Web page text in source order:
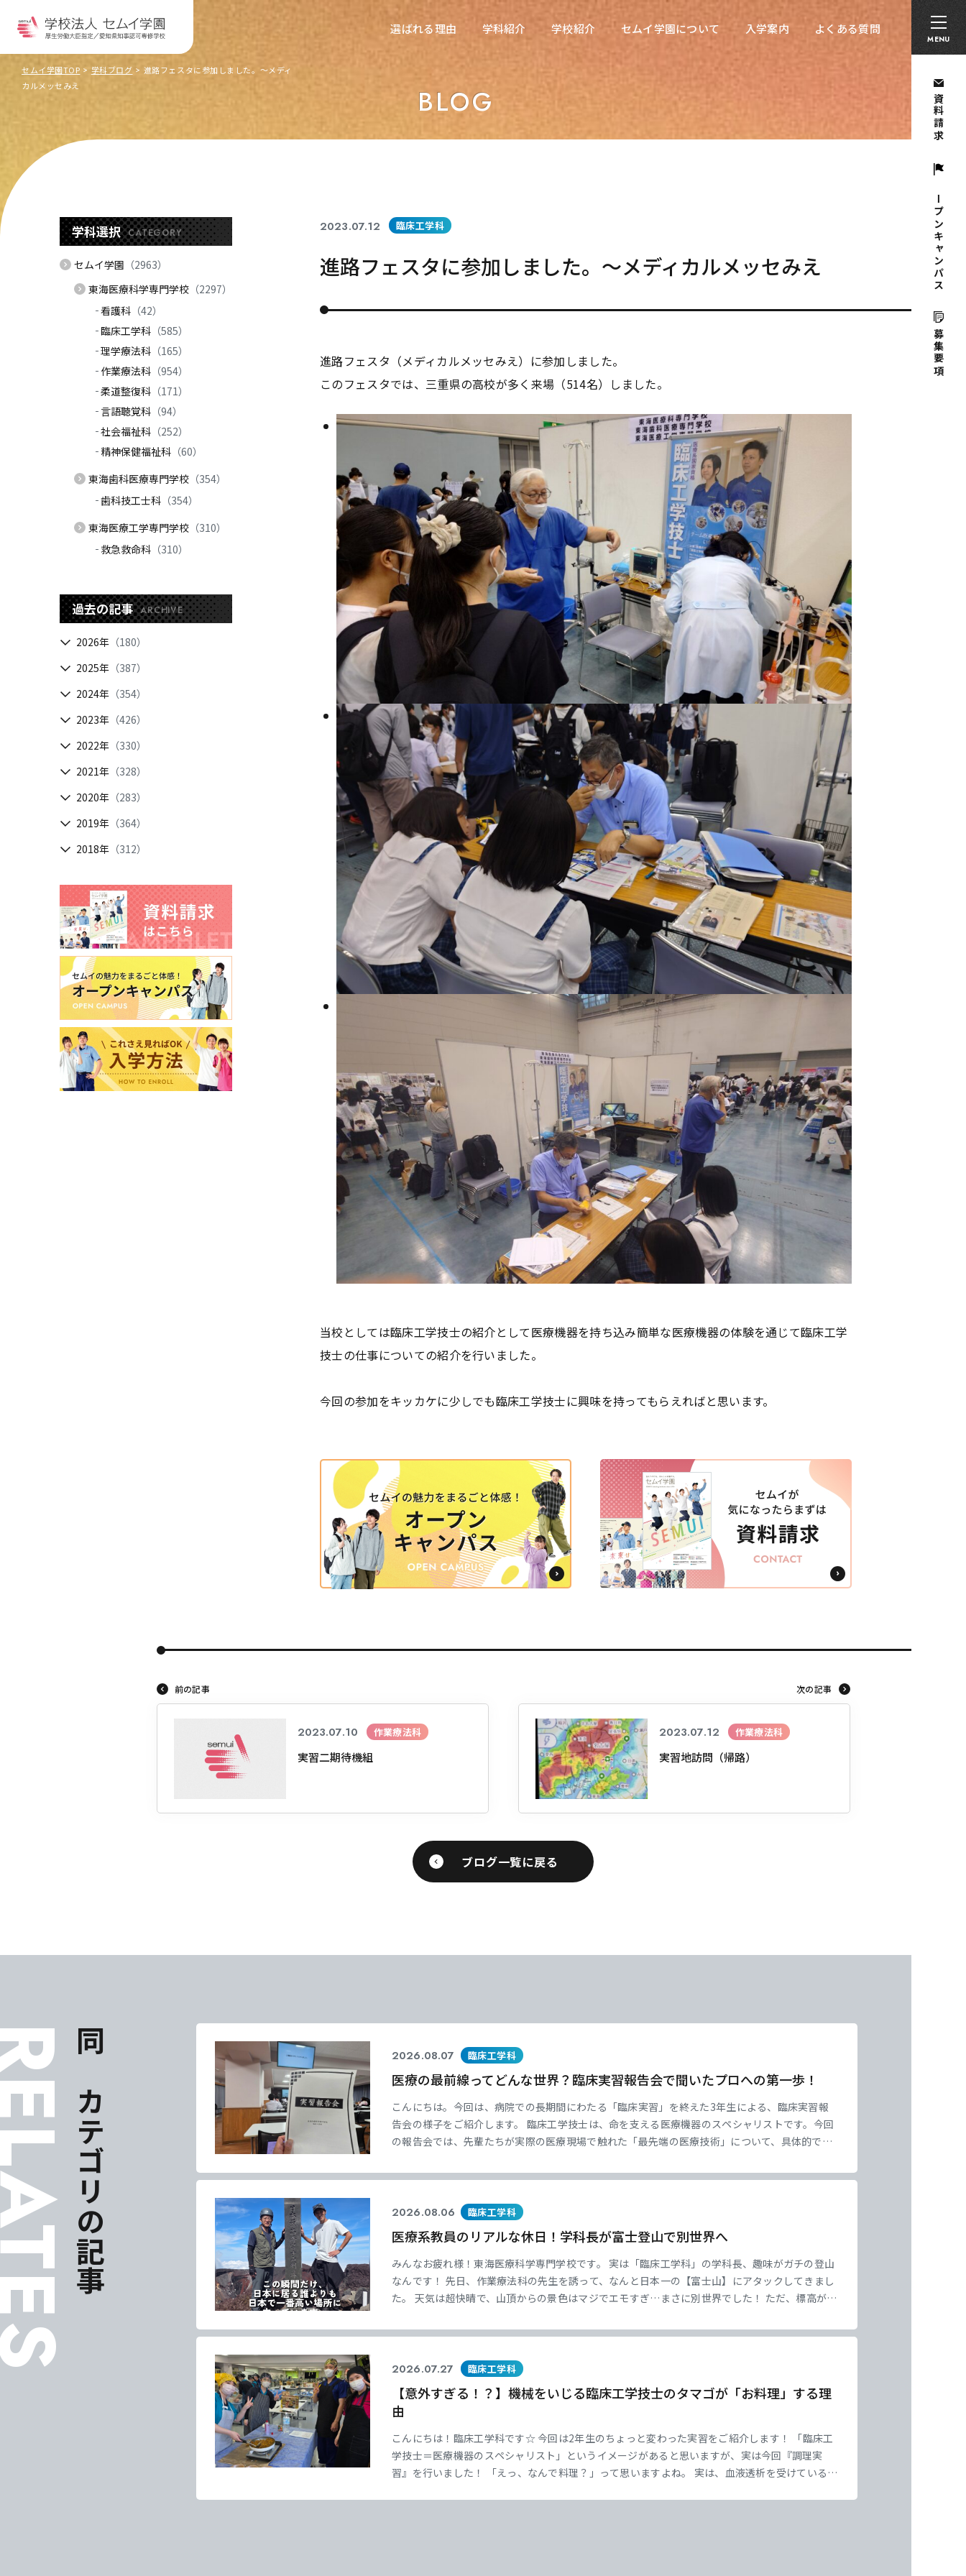
MENU
選ばれる理由 学科紹介 学校紹介 セムイ学園について 入学案内 よくある質問
資料請求
オープンキャンパス
募集要項
採用担当者の方へ 留学生の方へ
選ばれる理由 学科紹介 学校紹介
東海医療科学専門学校
東海歯科医療専門学校
セムイ学園について 入学案内 よくある質問
セムイ学園TOP 学科ブログ
進路フェスタに参加しました。～メディ
カルメッセみえ
BLOG
2023.07.12 臨床工学科
進路フェスタに参加しました。～メディカルメッセみえ
進路フェスタ（メディカルメッセみえ）に参加しました。
このフェスタでは、三重県の高校が多く来場（514名）しました。
当校としては臨床工学技士の紹介として医療機器を持ち込み簡単な医療機器の体験を通じて臨床工学
技士の仕事についての紹介を行いました。
今回の参加をキッカケに少しでも臨床工学技士に興味を持ってもらえればと思います。
学科選択 CATEGORY
セムイ学園 （2963）
東海医療科学専門学校 （2297）
看護科 （42）
臨床工学科 （585）
理学療法科 （165）
作業療法科 （954）
柔道整復科 （171）
言語聴覚科 （94）
社会福祉科 （252）
精神保健福祉科 （60）
東海歯科医療専門学校 （354）
歯科技工士科 （354）
東海医療工学専門学校 （310）
救急救命科 （310）
過去の記事 ARCHIVE
2026年 （180）
2025年 （387）
2024年 （354）
2023年 （426）
2022年 （330）
2021年 （328）
2020年 （283）
2019年 （364）
2018年 （312）
前の記事
2023.07.10 作業療法科
実習二期待機組
次の記事
2023.07.12 作業療法科
実習地訪問（帰路）
ブログ一覧に戻る
同じカテゴリの記事 2026.08.07 臨床工学科
医療の最前線ってどんな世界？臨床実習報告会で聞いたプロへの第一歩！
こんにちは。今回は、病院での長期間にわたる「臨床実習」を終えた3年生による、臨床実習報
告会の様子をご紹介します。 臨床工学技士は、命を支える医療機器のスペシャリストです。今回
の報告会では、先輩たちが実際の医療現場で触れた「最先端の医療技術」について、具体的で熱
伝わる内容でした。 また、これから実習を迎える後輩たち
2026.08.06 臨床工学科
医療系教員のリアルな休日！学科長が富士登山で別世界へ
みんなお疲れ様！東海医療科学専門学校です。 実は「臨床工学科」の学科長、趣味がガチの登山
なんです！ 先日、作業療法科の先生を誘って、なんと日本一の【富士山】にアタックしてきまし
た。 天気は超快晴で、山頂からの景色はマジでエモすぎ…まさに別世界でした！ ただ、標高が高
工呼吸器など）」のありがたみを身をもって体感でき
2026.07.27 臨床工学科
【意外すぎる！？】機械をいじる臨床工学技士のタマゴが「お料理」する理
由
こんにちは！臨床工学科です☆ 今回は2年生のちょっと変わった実習をご紹介します！ 「臨床工
学技士＝医療機器のスペシャリスト」というイメージがあると思いますが、実は今回『調理実
習』を行いました！ 「えっ、なんで料理？」って思いますよね。 実は、血液透析を受けている患